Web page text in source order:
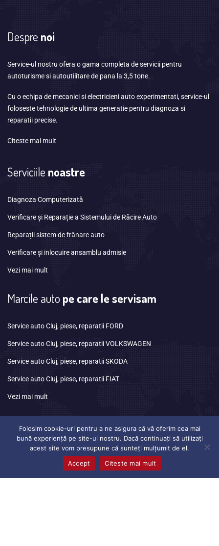
Despre noi
Service-ul nostru ofera o gama completa de servicii pentru
autoturisme si autoutilitare de pana la 3,5 tone.
Cu o echipa de mecanici si electricieni auto experimentati, service-ul
foloseste tehnologie de ultima generatie pentru diagnoza si
reparatii precise.
Citeste mai mult
Serviciile noastre
Diagnoza Computerizată
Verificare și Reparație a Sistemului de Răcire Auto
Reparații sistem de frânare auto
Verificare și inlocuire ansamblu admisie
Vezi mai mult
Marcile auto pe care le servisam
Service auto Cluj, piese, reparatii FORD
Service auto Cluj, piese, reparatii VOLKSWAGEN
Service auto Cluj, piese, reparatii SKODA
Service auto Cluj, piese, reparatii FIAT
Vezi mai mult
Programde lucru
08:30 – 17:00
Folosim cookie-uri pentru a ne asigura că vă oferim cea mai
bună experiență pe site-ul nostru. Dacă continuați să utilizați
acest site vom presupune că sunteți mulțumit de el.
Accept
Citeste mai mult